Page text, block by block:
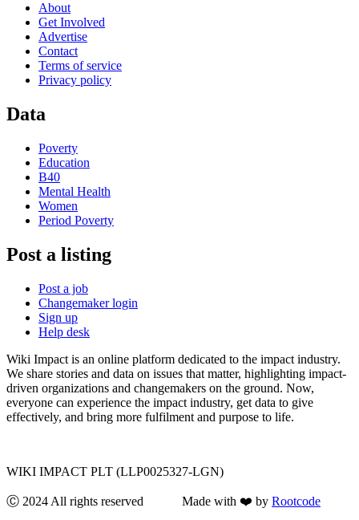
About
Get Involved
Advertise
Contact
Terms of service
Privacy policy
Data
Poverty
Education
B40
Mental Health
Women
Period Poverty
Post a listing
Post a job
Changemaker login
Sign up
Help desk
Wiki Impact is an online platform dedicated to the impact industry.
We share stories and data on issues that matter, highlighting impact-
driven organizations and changemakers on the ground. Now,
everyone can experience the impact industry, get data to give
effectively, and bring more fulfilment and purpose to life.
WIKI IMPACT PLT (LLP0025327-LGN)
Ⓒ 2024 All rights reserved Made with ❤️ by Rootcode